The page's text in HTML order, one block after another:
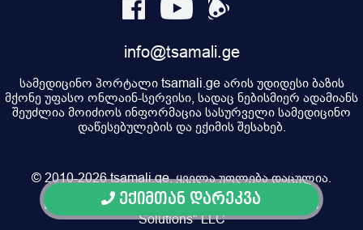
ექიმთან დარეკვა
info@tsamali.ge
სამედიცინო პორტალი tsamali.ge არის უდიდესი ბაზის
მქონე უფასო ონლაინ-სერვისი, სადაც ნებისმიერ ადამიანს
შეუძლია მოიძიოს ინფორმაცია სასურველი სამედიცინო
დაწესებულების და ექიმის შესახებ.
© 2010-2026 tsamali.ge, ყველა უფლება დაცულია.
Developed by Pulsar Digital, Property of "Digital
Solutions" LLC